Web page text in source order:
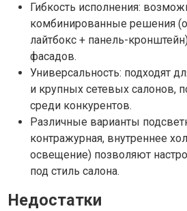
Гибкость исполнения:
комбинированные решения
лайтбокс + панель-
фасадов.
Универсальность: подходят
и крупных сетевых салонов,
среди конкурентов.
Различные варианты
контражурная, внутреннее
освещение) позволяют
под стиль салона.
Недостатки